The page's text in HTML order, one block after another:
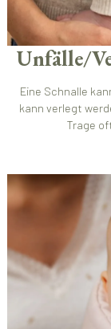
Unfälle/
Eine Schnalle
kann verlegt
Trage